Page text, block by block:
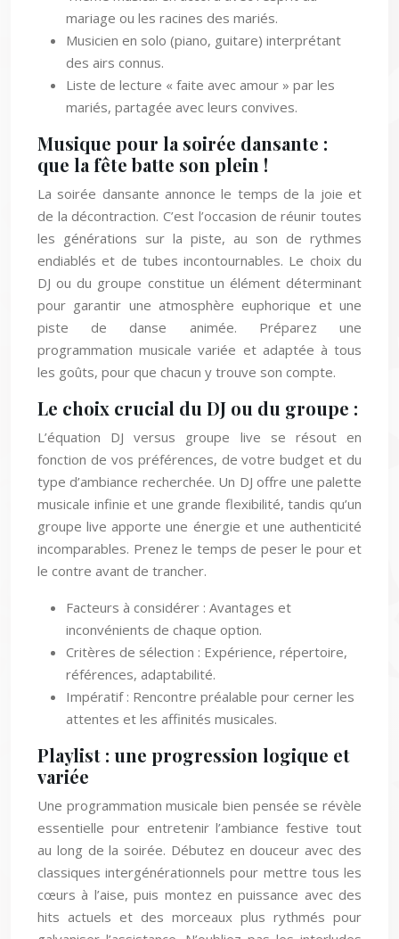
mariage ou les racines des mariés.
Musicien en solo (piano, guitare) interprétant
des airs connus.
Liste de lecture « faite avec amour » par les
mariés, partagée avec leurs convives.
Musique pour la soirée dansante :
que la fête batte son plein !
La soirée dansante annonce le temps de la joie et
de la décontraction. C’est l’occasion de réunir toutes
les générations sur la piste, au son de rythmes
endiablés et de tubes incontournables. Le choix du
DJ ou du groupe constitue un élément déterminant
pour garantir une atmosphère euphorique et une
piste de danse animée. Préparez une
programmation musicale variée et adaptée à tous
les goûts, pour que chacun y trouve son compte.
Le choix crucial du DJ ou du groupe :
L’équation DJ versus groupe live se résout en
fonction de vos préférences, de votre budget et du
type d’ambiance recherchée. Un DJ offre une palette
musicale infinie et une grande flexibilité, tandis qu’un
groupe live apporte une énergie et une authenticité
incomparables. Prenez le temps de peser le pour et
le contre avant de trancher.
Facteurs à considérer : Avantages et
inconvénients de chaque option.
Critères de sélection : Expérience, répertoire,
références, adaptabilité.
Impératif : Rencontre préalable pour cerner les
attentes et les affinités musicales.
Playlist : une progression logique et
variée
Une programmation musicale bien pensée se révèle
essentielle pour entretenir l’ambiance festive tout
au long de la soirée. Débutez en douceur avec des
classiques intergénérationnels pour mettre tous les
cœurs à l’aise, puis montez en puissance avec des
hits actuels et des morceaux plus rythmés pour